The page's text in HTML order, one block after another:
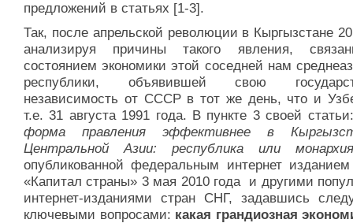
предложений в статьях [1-3].
Так, после апрельской революции в Кыргызстане
анализируя причины такого явления,
состоянием экономики этой соседней нам
республики, объявившей свою
независимость от СССР в тот же день, что и
т.е. 31 августа 1991 года. В пункте 3 своей
форма правления эффективнее в
Центральной Азии: республика или
опубликованной федеральным интернет
«Капитал страны» 3 мая 2010 года и другими
интернет-изданиями стран СНГ, задавшись
ключевыми вопросами: какая грандиозная